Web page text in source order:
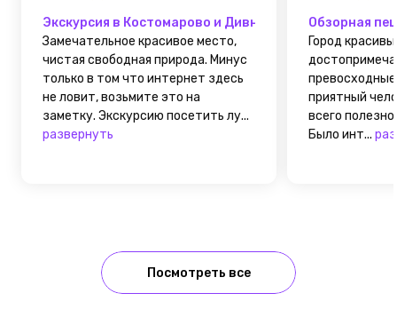
Экскурсия в Костомарово и Дивногорье из Воронежа
Замечательное красивое место,
чистая свободная природа. Минус
только в том что интернет здесь
не ловит, возьмите это на
заметку. Экскурсию посетить лу...
развернуть
Обзорная
Город
приятный
всего
Было инт...
Посмотреть все